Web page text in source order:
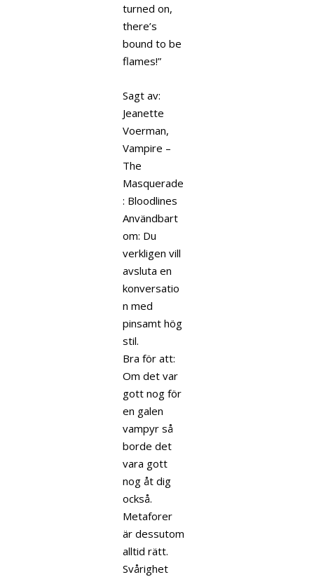
turned on,
there’s
bound to be
flames!”
Sagt av:
Jeanette
Voerman,
Vampire –
The
Masquerade
: Bloodlines
Användbart
om: Du
verkligen vill
avsluta en
konversatio
n med
pinsamt hög
stil.
Bra för att:
Om det var
gott nog för
en galen
vampyr så
borde det
vara gott
nog åt dig
också.
Metaforer
är dessutom
alltid rätt.
Svårighet